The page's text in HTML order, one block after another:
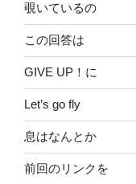
覗いているの
この回答は
GIVE UP！に
Let’s go fly
息はなんとか
前回のリンクを